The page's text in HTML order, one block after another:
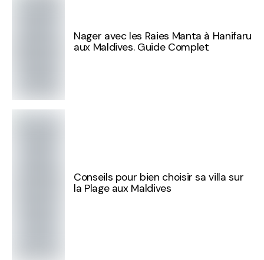
Nager avec les Raies Manta à Hanifaru
aux Maldives. Guide Complet
Conseils pour bien choisir sa villa sur
la Plage aux Maldives